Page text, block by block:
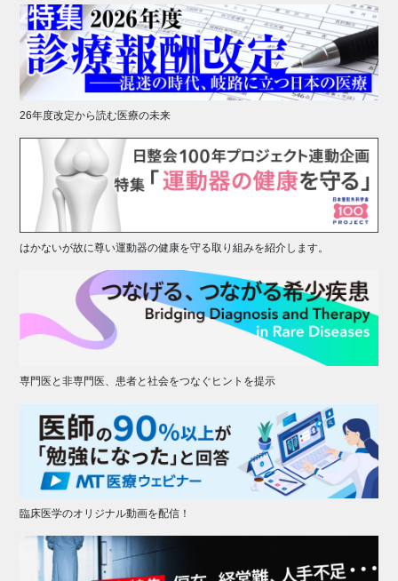
26年度改定から読む医療の未来
はかないが故に尊い運動器の健康を守る取り組みを紹介します。
専門医と非専門医、患者と社会をつなぐヒントを提示
臨床医学のオリジナル動画を配信！